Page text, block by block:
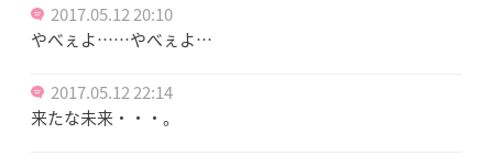
2017.05.12 20:10
やべぇよ……やべぇよ…
2017.05.12 22:14
来たな未来・・・。